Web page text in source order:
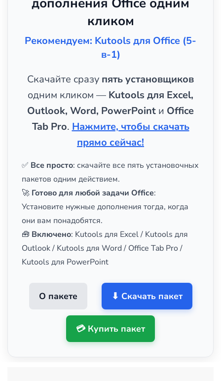
кликом
Рекомендуем: Kutools для Office (5-
в-1)
Скачайте сразу пять установщиков
одним кликом — Kutools для Excel,
Outlook, Word, PowerPoint и Office
Tab Pro. Нажмите, чтобы скачать
прямо сейчас!
✅ Все просто: скачайте все пять установочных
пакетов одним действием.
🚀 Готово для любой задачи Office:
Установите нужные дополнения тогда, когда
они вам понадобятся.
🧰 Включено: Kutools для Excel / Kutools для
Outlook / Kutools для Word / Office Tab Pro /
Kutools для PowerPoint
О пакете ⬇ Скачать пакет
💳 Купить пакет